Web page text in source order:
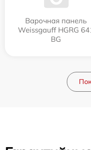
Варочная панель
Weissgauff HGRG
BG